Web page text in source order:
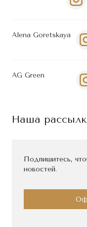
Alena Goretskaya
AG Green
Наша
Подпишитесь,
новостей.